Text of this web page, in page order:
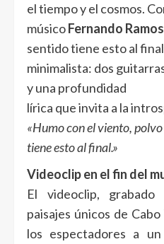
el tiempo y el cosmos.
músicoFernando Ramos
sentido tiene esto al
minimalista: dos
y una profundidad
lírica que invita a la
«Humo con el viento,
tiene esto al final.»
Videoclip en el fin del
El videoclip,
paisajes únicos de
los espectadores a